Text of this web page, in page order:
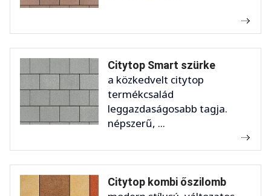
Citytop Smart szürke
a közkedvelt citytop
termékcsalád
leggazdaságosabb tagja.
népszerű, ...
Citytop kombi őszilomb